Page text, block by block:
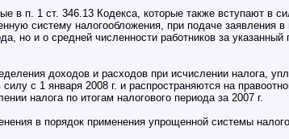
в п. 1 ст. 346.13 Кодекса, которые также вступают в
систему налогообложения, при подаче заявления
но и о средней численности работников за
доходов и расходов при исчислении налога,
с 1 января 2008 г. и распространяются на
налога по итогам налогового периода за 2007 г.
в порядок применения упрощенной системы